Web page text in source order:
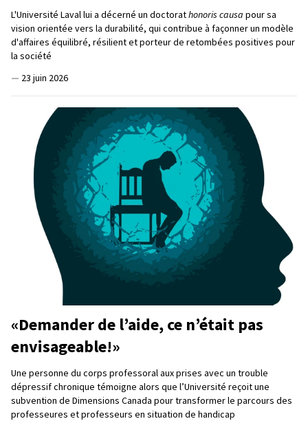
L'Université Laval lui a décerné un doctorathonoris causa pour sa
vision orientée vers la durabilité, qui contribue à façonner un modèle
d'affaires équilibré, résilient et porteur de retombées positives pour
la société
— 23 juin 2026
«Demander de l’aide, ce n’était pas
envisageable!»
Une personne du corps professoral aux prises avec un trouble
dépressif chronique témoigne alors que l’Université reçoit une
subvention de Dimensions Canada pour transformer le parcours des
professeures et professeurs en situation de handicap